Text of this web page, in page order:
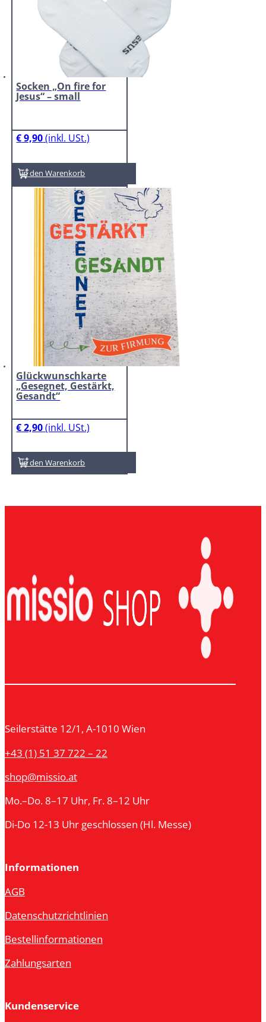
Socken „On fire for
Jesus“ – small
€9,90
In den Warenkorb
Glückwunschkarte
„Gesegnet, Gestärkt,
Gesandt“
€2,90
In den Warenkorb
Seilerstätte 12/1, A-1010 Wien
+43 (1) 51 37 722 – 22
shop@missio.at
Mo.–Do. 8–17 Uhr, Fr. 8–12 Uhr
Di-Do 12-13 Uhr geschlossen (Hl. Messe)
Informationen
AGB
Datenschutzrichtlinien
Bestellinformationen
Zahlungsarten
Kundenservice